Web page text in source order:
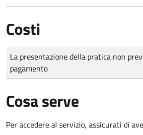
Costi
Tipo di pagamento
Importo
La presentazione della pratica non
pagamento
Cosa serve
Per accedere al servizio, assicurati di